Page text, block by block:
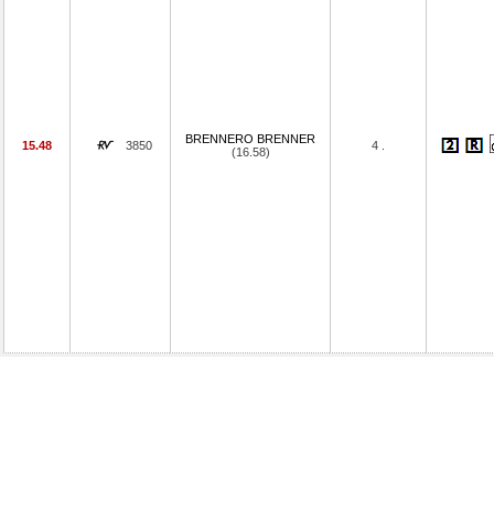
15.48 3850
BRENNERO BRENNER
(16.58)
4 .